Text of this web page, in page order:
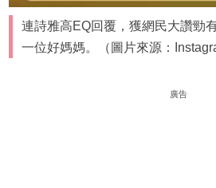
連詩雅高EQ回覆，獲網民大讚勁
一位好媽媽。（圖片來源：
廣告